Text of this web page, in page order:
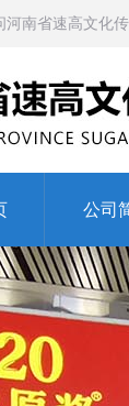
南省速高文化
公司